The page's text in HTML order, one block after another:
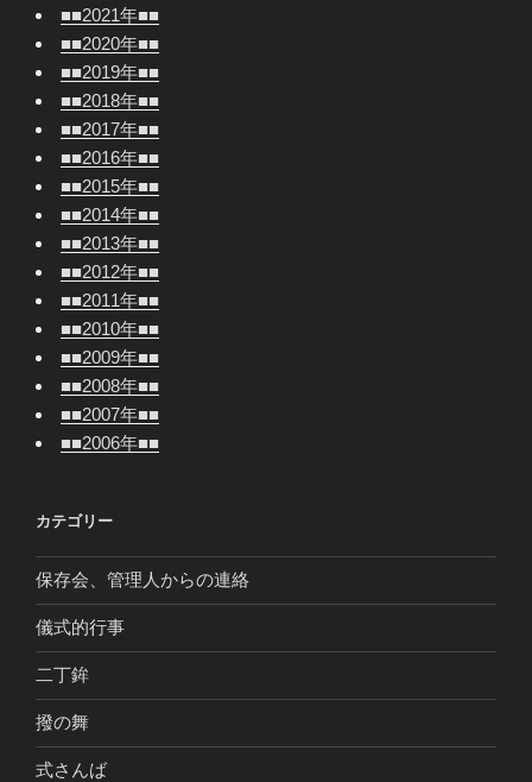
■■2021年■■
■■2020年■■
■■2019年■■
■■2018年■■
■■2017年■■
■■2016年■■
■■2015年■■
■■2014年■■
■■2013年■■
■■2012年■■
■■2011年■■
■■2010年■■
■■2009年■■
■■2008年■■
■■2007年■■
■■2006年■■
カテゴリー
保存会、管理人からの連絡
儀式的行事
二丁鉾
撥の舞
式さんば